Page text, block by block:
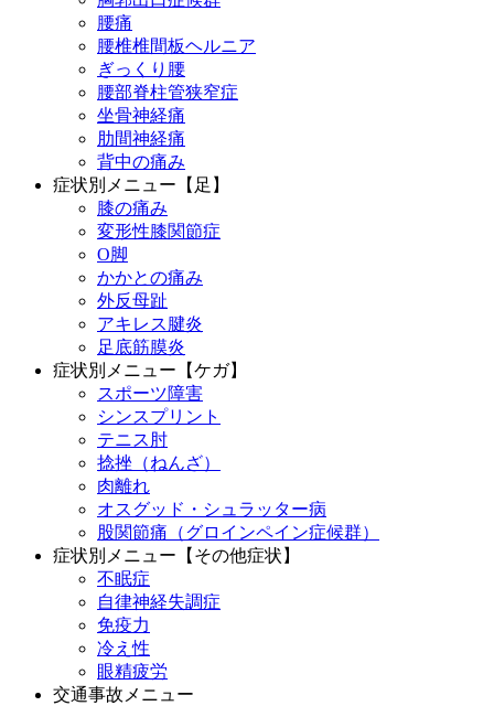
腰痛
腰椎椎間板ヘルニア
ぎっくり腰
腰部脊柱管狭窄症
坐骨神経痛
肋間神経痛
背中の痛み
症状別メニュー【足】
膝の痛み
変形性膝関節症
O脚
かかとの痛み
外反母趾
アキレス腱炎
足底筋膜炎
症状別メニュー【ケガ】
スポーツ障害
シンスプリント
テニス肘
捻挫（ねんざ）
肉離れ
オスグッド・シュラッター病
股関節痛（グロインペイン症候群）
症状別メニュー【その他症状】
不眠症
自律神経失調症
免疫力
冷え性
眼精疲労
交通事故メニュー